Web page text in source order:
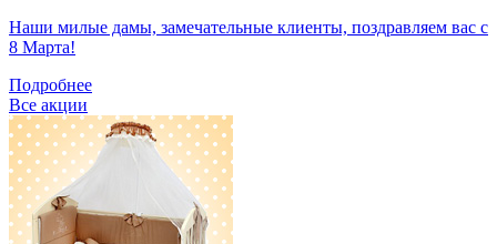
Наши милые дамы, замечательные клиенты, поздравляем вас с
8 Марта!
Подробнее
Все акции